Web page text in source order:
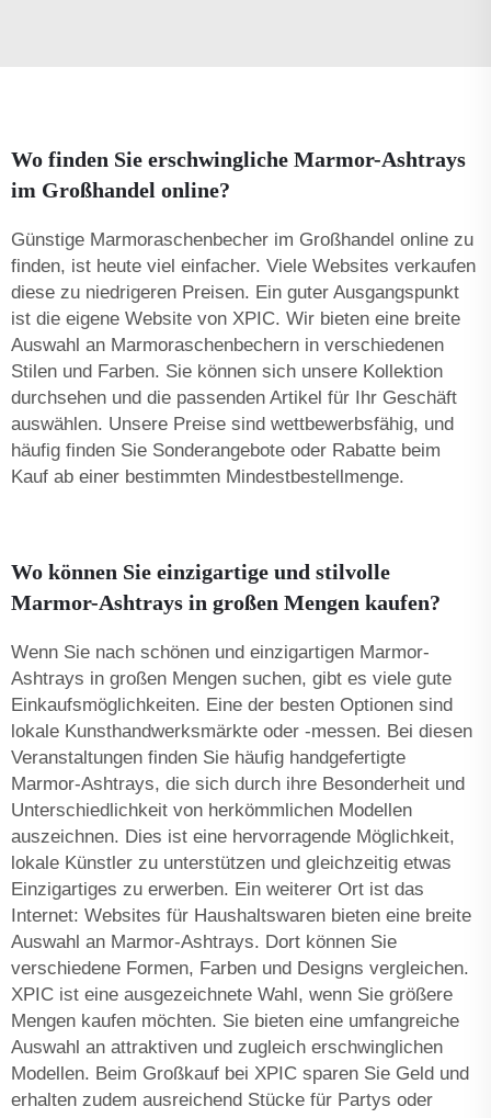
Wo finden Sie erschwingliche Marmor-Ashtrays
im Großhandel online?
Günstige Marmoraschenbecher im Großhandel online zu
finden, ist heute viel einfacher. Viele Websites verkaufen
diese zu niedrigeren Preisen. Ein guter Ausgangspunkt
ist die eigene Website von XPIC. Wir bieten eine breite
Auswahl an Marmoraschenbechern in verschiedenen
Stilen und Farben. Sie können sich unsere Kollektion
durchsehen und die passenden Artikel für Ihr Geschäft
auswählen. Unsere Preise sind wettbewerbsfähig, und
häufig finden Sie Sonderangebote oder Rabatte beim
Kauf ab einer bestimmten Mindestbestellmenge.
Wo können Sie einzigartige und stilvolle
Marmor-Ashtrays in großen Mengen kaufen?
Wenn Sie nach schönen und einzigartigen Marmor-
Ashtrays in großen Mengen suchen, gibt es viele gute
Einkaufsmöglichkeiten. Eine der besten Optionen sind
lokale Kunsthandwerksmärkte oder -messen. Bei diesen
Veranstaltungen finden Sie häufig handgefertigte
Marmor-Ashtrays, die sich durch ihre Besonderheit und
Unterschiedlichkeit von herkömmlichen Modellen
auszeichnen. Dies ist eine hervorragende Möglichkeit,
lokale Künstler zu unterstützen und gleichzeitig etwas
Einzigartiges zu erwerben. Ein weiterer Ort ist das
Internet: Websites für Haushaltswaren bieten eine breite
Auswahl an Marmor-Ashtrays. Dort können Sie
verschiedene Formen, Farben und Designs vergleichen.
XPIC ist eine ausgezeichnete Wahl, wenn Sie größere
Mengen kaufen möchten. Sie bieten eine umfangreiche
Auswahl an attraktiven und zugleich erschwinglichen
Modellen. Beim Großkauf bei XPIC sparen Sie Geld und
erhalten zudem ausreichend Stücke für Partys oder